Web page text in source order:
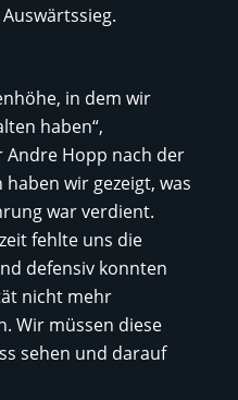
in dem wir
haben“,
Hopp nach der
haben wir gezeigt, was
war verdient.
fehlte uns die
defensiv konnten
nicht mehr
Wir müssen diese
sehen und darauf